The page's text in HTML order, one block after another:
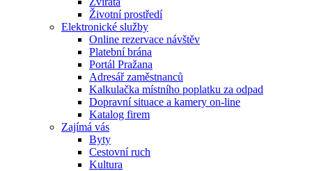
Životní prostředí
Elektronické služby
Online rezervace návštěv
Platební brána
Portál Pražana
Adresář zaměstnanců
Kalkulačka místního poplatku za odpad
Dopravní situace a kamery on-line
Katalog firem
Zajímá vás
Byty
Cestovní ruch
Kultura